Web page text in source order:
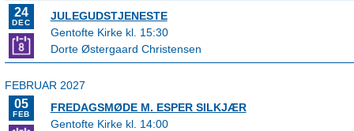
24
DEC
JULEGUDSTJENESTE
Gentofte Kirke kl. 15:30
Dorte Østergaard Christensen
FEBRUAR 2027
05
FEB
FREDAGSMØDE M. ESPER SILKJÆR
Gentofte Kirke kl. 14:00